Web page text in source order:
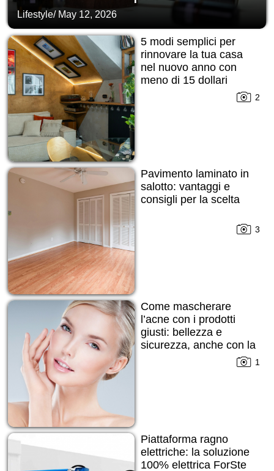
Lifestyle/ May 12, 2026
5 modi semplici per
rinnovare la tua casa
nel nuovo anno con
meno di 15 dollari
2
Pavimento laminato in
salotto: vantaggi e
consigli per la scelta
3
Come mascherare
l’acne con i prodotti
giusti: bellezza e
sicurezza, anche con la
1
Piattaforma ragno
elettriche: la soluzione
100% elettrica ForSte